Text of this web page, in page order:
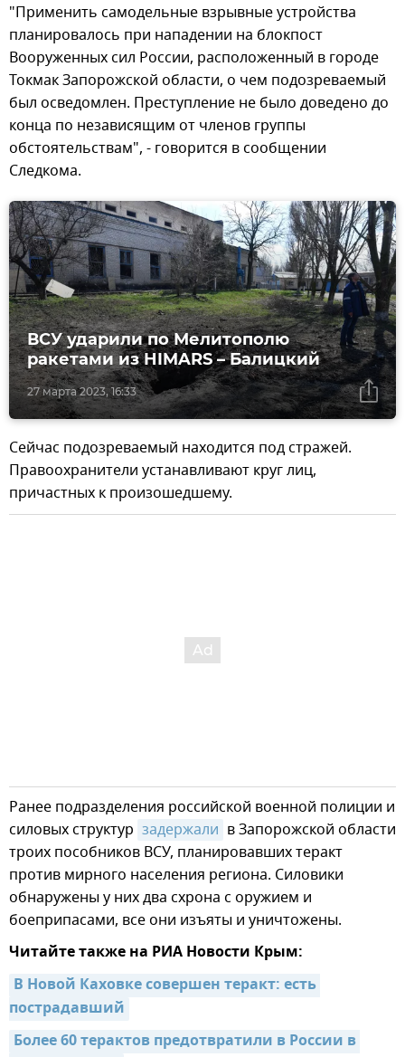
"Применить самодельные взрывные устройства
планировалось при нападении на блокпост
Вооруженных сил России, расположенный в городе
Токмак Запорожской области, о чем подозреваемый
был осведомлен. Преступление не было доведено до
конца по независящим от членов группы
обстоятельствам", - говорится в сообщении
Следкома.
27 марта 2023, 16:33
ВСУ ударили по Мелитополю
ракетами из HIMARS – Балицкий
Сейчас подозреваемый находится под стражей.
Правоохранители устанавливают круг лиц,
причастных к произошедшему.
Ранее подразделения российской военной полиции и
силовых структур задержали в Запорожской области
троих пособников ВСУ, планировавших теракт
против мирного населения региона. Силовики
обнаружены у них два схрона с оружием и
боеприпасами, все они изъяты и уничтожены.
Читайте также на РИА Новости Крым:
В Новой Каховке совершен теракт: есть
пострадавший
Более 60 терактов предотвратили в России в